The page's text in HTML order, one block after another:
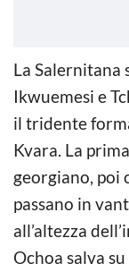
La Salernitana
Ikwuemesi e
il tridente
Kvara. La
georgiano, poi
passano in
all’altezza
Ochoa salva